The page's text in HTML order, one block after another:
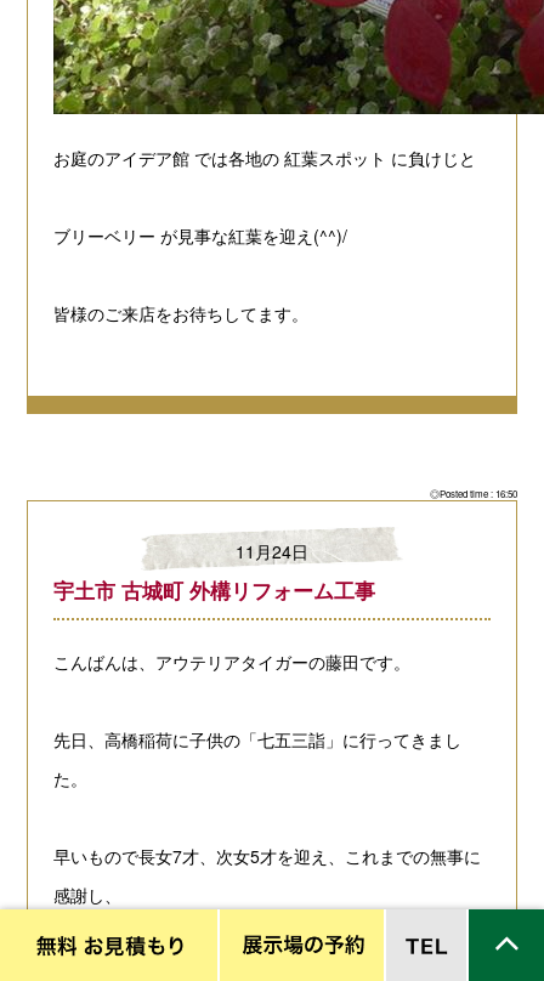
お庭のアイデア館 では各地の 紅葉スポット に負けじと
ブリーベリー が見事な紅葉を迎え(^^)/
皆様のご来店をお待ちしてます。
◎Posted time : 16:50
11月24日
宇土市 古城町 外構リフォーム工事
こんばんは、アウテリアタイガーの藤田です。
先日、高橋稲荷に子供の「七五三詣」に行ってきまし
た。
早いもので長女7才、次女5才を迎え、これまでの無事に
感謝し、